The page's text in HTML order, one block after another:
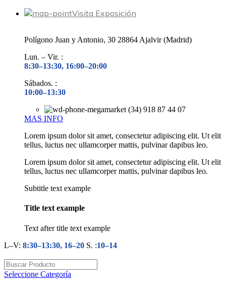
Visita Exposición
Polígono Juan y Antonio, 30 28864 Ajalvir (Madrid)
Lun. – Vir. :
8:30–13:30, 16:00–20:00
Sábados. :
10:00–13:30
(34) 918 87 44 07
MAS INFO
Lorem ipsum dolor sit amet, consectetur adipiscing elit. Ut elit
tellus, luctus nec ullamcorper mattis, pulvinar dapibus leo.
Lorem ipsum dolor sit amet, consectetur adipiscing elit. Ut elit
tellus, luctus nec ullamcorper mattis, pulvinar dapibus leo.
Subtitle text example
Title text example
Text after title text example
L–V: 8:30–13:30, 16–20 S. :10–14
Seleccione Categoría